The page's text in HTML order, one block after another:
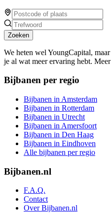
Zoeken
We heten wel YoungCapital,
je al wat meer ervaring hebt.
Bijbanen per regio
Bijbanen in Amsterdam
Bijbanen in Rotterdam
Bijbanen in Utrecht
Bijbanen in Amersfoort
Bijbanen in Den Haag
Bijbanen in Eindhoven
Alle bijbanen per regio
Bijbanen.nl
F.A.Q.
Contact
Over Bijbanen.nl